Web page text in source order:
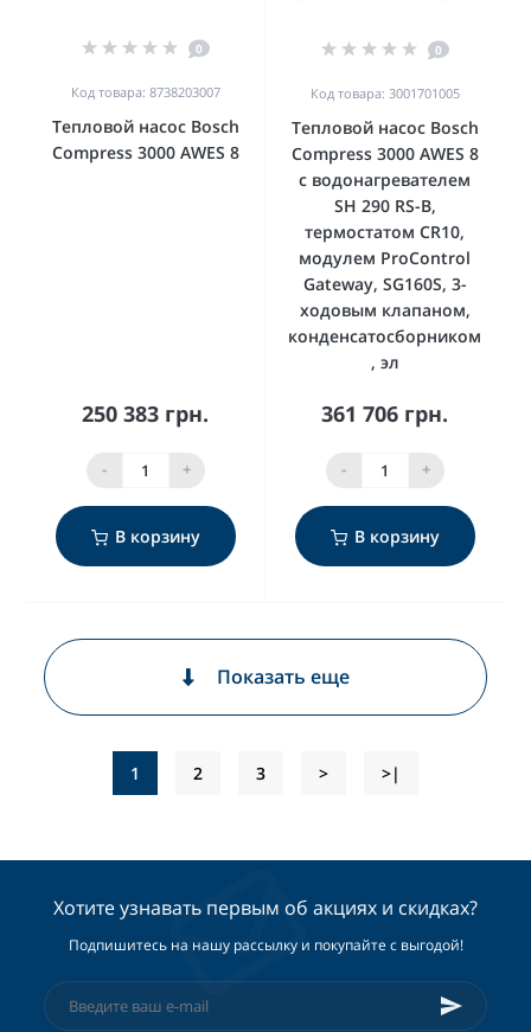
0
Код товара: 8738203007
Тепловой насос Bosch
Compress 3000 AWES 8
250 383 грн.
- +
В корзину
0
Код товара: 3001701005
Тепловой насос Bosch
Compress 3000 AWES 8
с водонагревателем
SH 290 RS-B,
термостатом CR10,
модулем ProControl
Gateway, SG160S, 3-
ходовым клапаном,
конденсатосборником
, эл
361 706 грн.
- +
В корзину
Показать еще
1 2 3 > >|
Хотите узнавать первым об акциях и скидках?
Подпишитесь на нашу рассылку и покупайте с выгодой!